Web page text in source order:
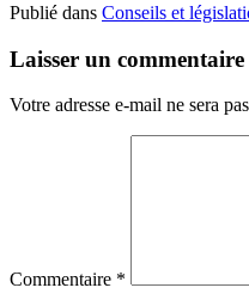
Publié dans Conseils et
Laisser un commentaire
Votre adresse e-mail ne sera
Commentaire *